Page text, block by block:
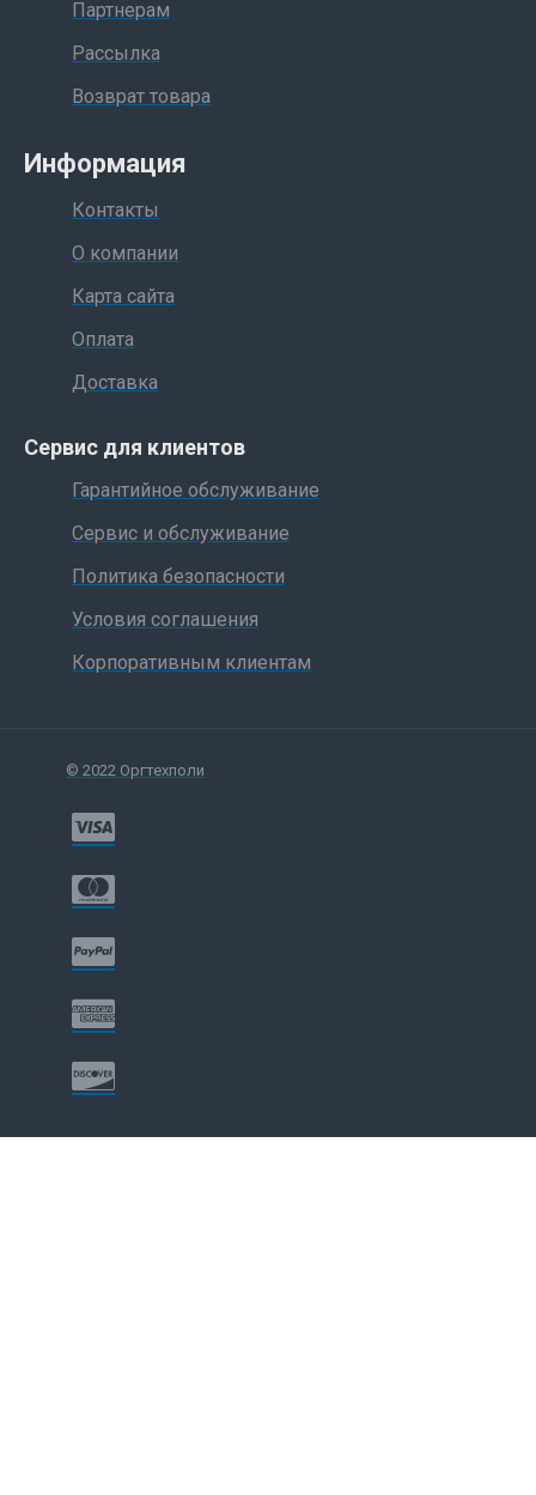
Партнерам
Рассылка
Возврат товара
Информация
Контакты
О компании
Карта сайта
Оплата
Доставка
Сервис для клиентов
Гарантийное обслуживание
Сервис и обслуживание
Политика безопасности
Условия соглашения
Корпоративным клиентам
© 2022 Оргтехполи